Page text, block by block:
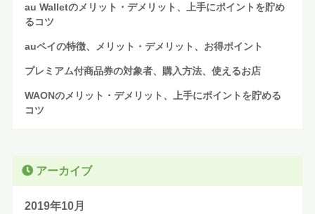
au Walletのメリット・デメリット、上手にポイントを貯め
るコツ
auペイの特徴、メリット・デメリット、お得ポイント
プレミアム付商品券の対象者、購入方法、使えるお店
WAONのメリット・デメリット、上手にポイントを貯める
コツ
アーカイブ
2019年10月